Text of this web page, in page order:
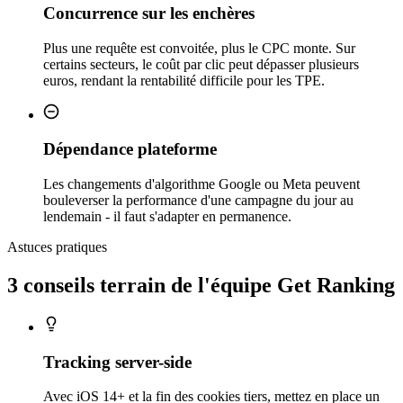
Concurrence sur les enchères
Plus une requête est convoitée, plus le CPC monte. Sur
certains secteurs, le coût par clic peut dépasser plusieurs
euros, rendant la rentabilité difficile pour les TPE.
Dépendance plateforme
Les changements d'algorithme Google ou Meta peuvent
bouleverser la performance d'une campagne du jour au
lendemain - il faut s'adapter en permanence.
Astuces pratiques
3 conseils terrain de l'équipe Get Ranking
Tracking server-side
Avec iOS 14+ et la fin des cookies tiers, mettez en place un